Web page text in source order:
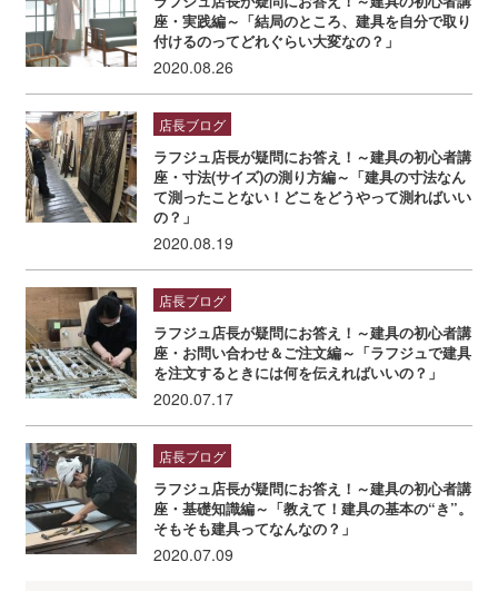
座・実践編～「結局のところ、建具を自分で取り
付けるのってどれぐらい大変なの？」
2020.08.26
店長ブログ
ラフジュ店長が疑問にお答え！～建具の初心者講
座・寸法(サイズ)の測り方編～「建具の寸法なん
て測ったことない！どこをどうやって測ればいい
の？」
2020.08.19
店長ブログ
ラフジュ店長が疑問にお答え！～建具の初心者講
座・お問い合わせ＆ご注文編～「ラフジュで建具
を注文するときには何を伝えればいいの？」
2020.07.17
店長ブログ
ラフジュ店長が疑問にお答え！～建具の初心者講
座・基礎知識編～「教えて！建具の基本の“き”。
そもそも建具ってなんなの？」
2020.07.09